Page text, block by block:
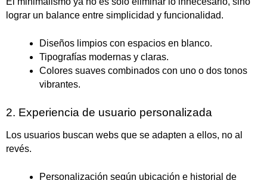
lograr un balance entre simplicidad y funcionalidad.
Diseños limpios con espacios en blanco.
Tipografías modernas y claras.
Colores suaves combinados con uno o dos tonos
vibrantes.
2. Experiencia de usuario personalizada
Los usuarios buscan webs que se adapten a ellos, no al
revés.
Personalización según ubicación e historial de